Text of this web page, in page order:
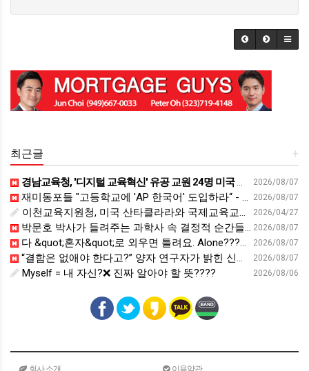
+
최근글
2026/08/07
경남교육청, '디지털 교육혁신' 유공 교원 24명 미국 연수 - 연합뉴스
2026/08/07
재미동포들 "고등학교에 'AP 한국어' 도입하라“ - 재외동포신문
2026/04/27
이천교육지원청, 미국 산타클라라와 국제교육교류 파트너십 회의 개최:경인투데이뉴스 - 경인투데이뉴스
2026/08/07
박문호 박사가 들려주는 과학사 속 결정적 순간들! 직관을 뛰어넘는 과학적 통찰 : 생각하는 청소년을 위한 과학 시리즈 1부(feat.박문호 박사)
2026/08/07
다 &quot;혼자&quot;로 외우면 틀려요. Alone????By myself????On my own
2026/08/07
“결함은 없애야 한다고?” 양자 연구자가 밝힌 신비: 없애려던 흠이 무기가 되는 방법 | 이정현 KIST 양자기술연구단 선임연구원 | 양자 컴퓨터 인생 | 세바시 2121회
2026/08/06
Myself = 내 자신?❌ 진짜 알아야 할 뜻????
회사 소개 이용약관